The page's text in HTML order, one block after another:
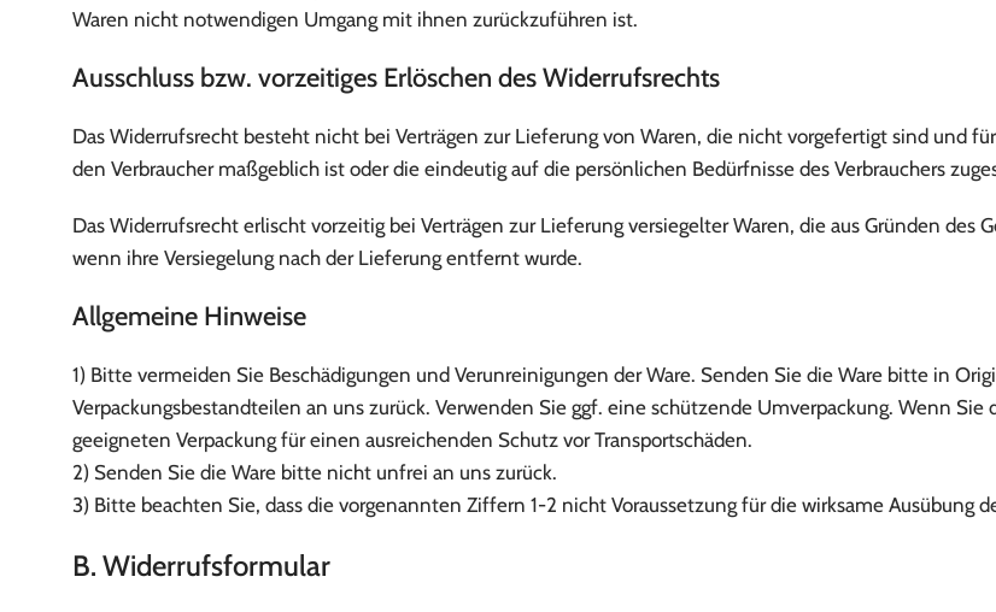
Waren nicht notwendigen Umgang mit ihnen zurückzuführen ist.
Ausschluss bzw. vorzeitiges Erlöschen des Widerrufsrechts
Das Widerrufsrecht besteht nicht bei Verträgen zur Lieferung von Waren, die nicht vorgefertigt sind und
den Verbraucher maßgeblich ist oder die eindeutig auf die persönlichen Bedürfnisse des Verbrauchers
Das Widerrufsrecht erlischt vorzeitig bei Verträgen zur Lieferung versiegelter Waren, die aus Gründen des
wenn ihre Versiegelung nach der Lieferung entfernt wurde.
Allgemeine Hinweise
1) Bitte vermeiden Sie Beschädigungen und Verunreinigungen der Ware. Senden Sie die Ware bitte in
Verpackungsbestandteilen an uns zurück. Verwenden Sie ggf. eine schützende Umverpackung. Wenn
geeigneten Verpackung für einen ausreichenden Schutz vor Transportschäden.
2) Senden Sie die Ware bitte nicht unfrei an uns zurück.
3) Bitte beachten Sie, dass die vorgenannten Ziffern 1-2 nicht Voraussetzung für die wirksame Ausübung
B. Widerrufsformular